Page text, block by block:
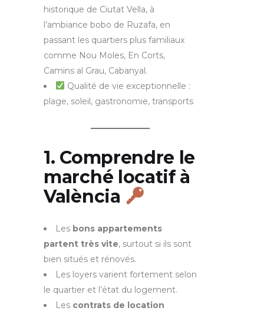
historique de Ciutat Vella, à
l’ambiance bobo de Ruzafa, en
passant les quartiers plus familiaux
comme Nou Moles, En Corts,
Camins al Grau, Cabanyal.
Qualité de vie exceptionnelle :
plage, soleil, gastronomie, transports
1. Comprendre le
marché locatif à
València
Les bons appartements
partent très vite, surtout si ils sont
bien situés et rénovés.
Les loyers varient fortement selon
le quartier et l’état du logement.
Les contrats de location